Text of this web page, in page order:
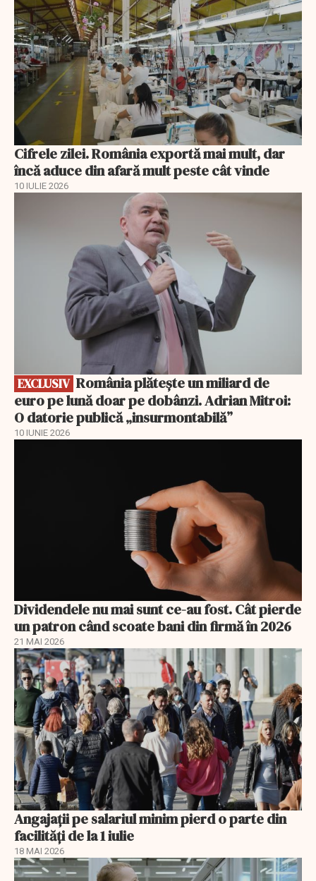
Cifrele zilei. România exportă mai mult, dar
încă aduce din afară mult peste cât vinde
10 IULIE 2026
EXCLUSIV
euro pe lună doar pe dobânzi. Adrian Mitroi:
O datorie publică „insurmontabilă”
10 IUNIE 2026
Dividendele nu mai sunt ce-au fost. Cât pierde
un patron când scoate bani din firmă în 2026
21 MAI 2026
Angajații pe salariul minim pierd o parte din
facilități de la 1 iulie
18 MAI 2026